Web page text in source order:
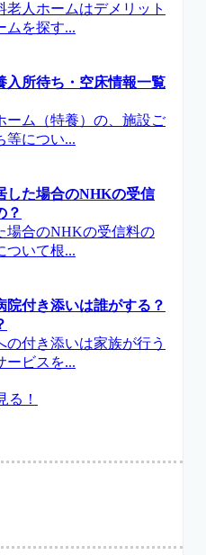
人ホームはデメリット
ムを探す...
入所待ち・空床情報一覧
ーム（特養）の、施設ご
等につい...
した場合のNHKの受信
？
場合のNHKの受信料の
ついて根...
院付き添いは誰がする？
付き添いは家族が行う
ービスを...
る！